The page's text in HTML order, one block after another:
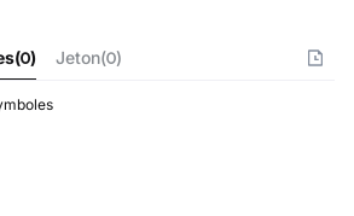
(0) Jeton(0)